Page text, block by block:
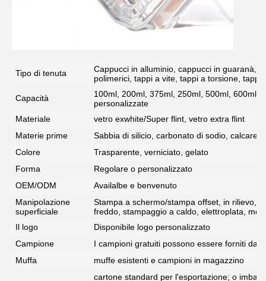
Tipo di tenuta
Cappucci in alluminio, cappucci in guaranà,
polimerici, tappi a vite, tappi a torsione, tappi
Capacità
100ml, 200ml, 375ml, 250ml, 500ml, 600ml,
personalizzate
Materiale
vetro exwhite/Super flint, vetro extra flint
Materie prime
Sabbia di silicio, carbonato di sodio, calcare,
Colore
Trasparente, verniciato, gelato
Forma
Regolare o personalizzato
OEM/ODM
Availalbe e benvenuto
Manipolazione
superficiale
Stampa a schermo/stampa offset, in rilievo,
freddo, stampaggio a caldo, elettroplata,
Il logo
Disponibile logo personalizzato
Campione
I campioni gratuiti possono essere forniti da
Muffa
muffe esistenti e campioni in magazzino
cartone standard per l'esportazione; o